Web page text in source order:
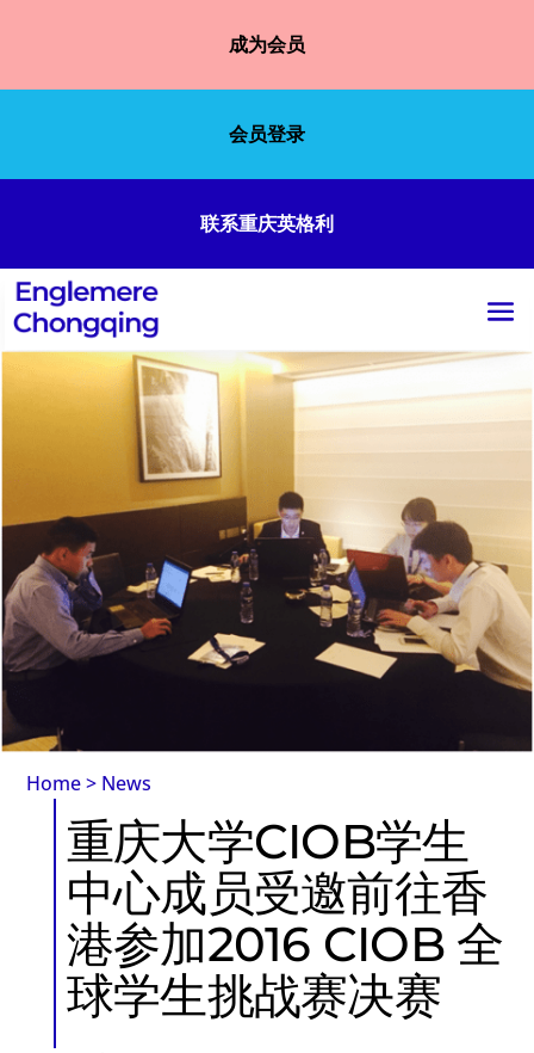
成为会员
会员登录
联系重庆英格利
Home> News
重庆大学CIOB学生
中心成员受邀前往香
港参加2016 CIOB 全
球学生挑战赛决赛